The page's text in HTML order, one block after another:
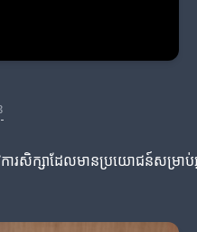
រសិក្សាដែលមានប្រយោជន៍សម្រាប់អ្